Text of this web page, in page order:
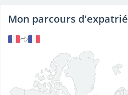
Mon parcours d'expatrié